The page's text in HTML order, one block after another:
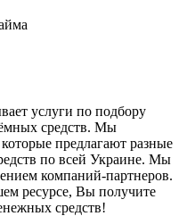
услуги по подбору
средств. Мы
предлагают разные
по всей Украине. Мы
компаний-партнеров.
ресурсе, Вы получите
средств!